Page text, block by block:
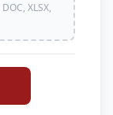
XLSX,